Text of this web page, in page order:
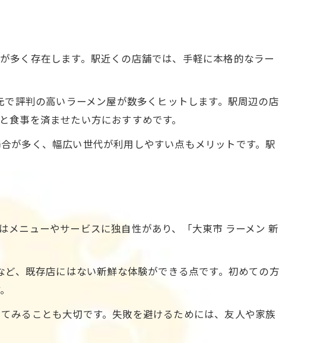
チタイム
多く存在します。駅近くの店舗では、手軽に本格的なラー
評判の高いラーメン屋が数多くヒットします。駅周辺の店
事を済ませたい方におすすめです。
が多く、幅広い世代が利用しやすい点もメリットです。駅
ニューやサービスに独自性があり、「大東市 ラーメン 新
、既存店にはない新鮮な体験ができる点です。初めての方
みることも大切です。失敗を避けるためには、友人や家族